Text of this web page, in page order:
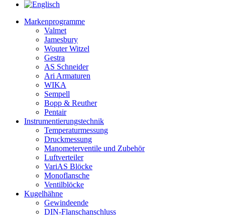
Markenprogramme
Valmet
Jamesbury
Wouter Witzel
Gestra
AS Schneider
Ari Armaturen
WIKA
Sempell
Bopp & Reuther
Pentair
Instrumentierungs­technik
Temperaturmessung
Druckmessung
Manometerventile und Zubehör
Luftverteiler
VariAS Blöcke
Monoflansche
Ventilblöcke
Kugelhähne
Gewindeende
DIN-Flanschanschluss